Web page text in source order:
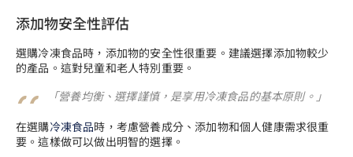
添加物安全性評估
選購冷凍食品時，添加物的安全性很重要。建議選擇添加物較少
的產品。這對兒童和老人特別重要。
「營養均衡、選擇謹慎，是享用冷凍食品的基本原則。」
在選購冷凍食品時，考慮營養成分、添加物和個人健康需求很重
要。這樣做可以做出明智的選擇。